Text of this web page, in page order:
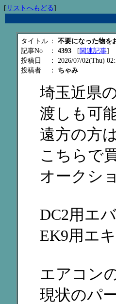
[ リストへもどる]
タイトル ： 不要になった物を
記事No
： 4393[関連記事]
投稿日
： 2026/07/02(Thu)
投稿者
： ちゃみ
埼玉近県
渡しも可
遠方の方
こちらで
オークシ
DC2用エ
EK9用エ
エアコン
現状のパ